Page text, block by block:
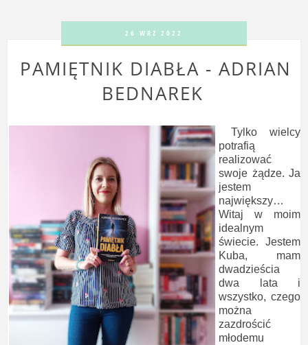
26 WRZ 2022
PAMIĘTNIK DIABŁA - ADRIAN
BEDNAREK
Tylko wielcy
potrafią
realizować
swoje żądze. Ja
jestem
największy…
Witaj w moim
idealnym
świecie. Jestem
Kuba, mam
dwadzieścia
dwa lata i
wszystko, czego
można
zazdrościć
młodemu